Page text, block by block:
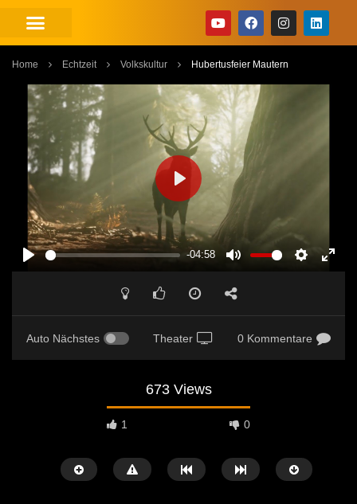
Home Echtzeit Volkskultur Hubertusfeier Mautern
PLAY
-04:58
SETTINGS
PLAY
Auto Nächstes Theater 0 Kommentare
673 Views
1 0